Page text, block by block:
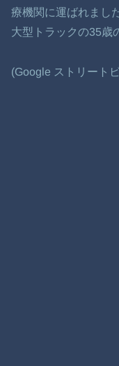
療機関に運ばれまし
大型トラックの35歳
(Google ストリート